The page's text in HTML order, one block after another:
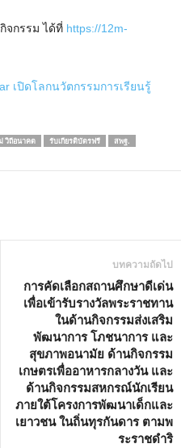
จกรรม ได้ที่ https://12m-
เปิดโลกนวัตกรรมการเรียนรู้
วิถีอนาคต รับเกียรติบัตรฟรี
สพฐ.
บทความถัดไป
การคัดเลือกสถานศึกษาดีเด่น
เพื่อเข้ารับรางวัลพระราชทาน
ในด้านกิจกรรมส่งเสริม
พัฒนาการ โภชนาการ และ
สุขภาพอนามัย ด้านกิจกรรม
เกษตรเพื่ออาหารกลางวัน และ
ด้านกิจกรรมสหกรณ์นักเรียน
ภายใต้โครงการพัฒนาเด็กและ
เยาวชน ในถิ่นทุรกันดาร ตามพ
ระราชดำริ